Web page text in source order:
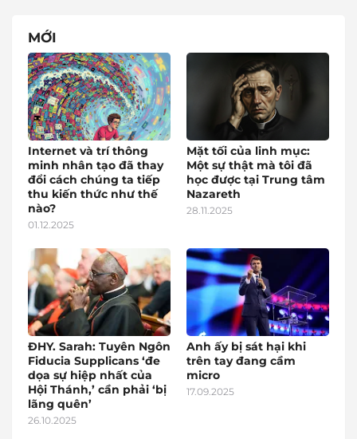
MỚI
Internet và trí thông
minh nhân tạo đã thay
đổi cách chúng ta tiếp
thu kiến thức như thế
nào?
01.12.2025
Mặt tối của linh mục:
Một sự thật mà tôi đã
học được tại Trung tâm
Nazareth
28.11.2025
ĐHY. Sarah: Tuyên Ngôn
Fiducia Supplicans ‘đe
dọa sự hiệp nhất của
Hội Thánh,’ cần phải ‘bị
lãng quên’
26.10.2025
Anh ấy bị sát hại khi
trên tay đang cầm
micro
17.09.2025